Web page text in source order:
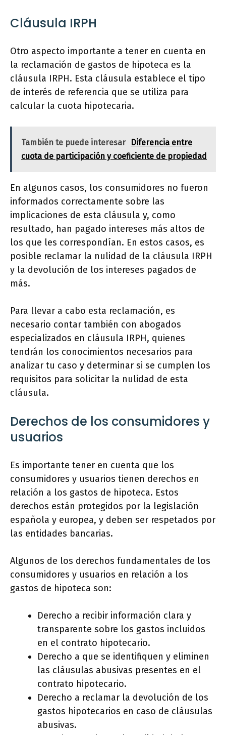
Cláusula IRPH
Otro aspecto importante a tener en cuenta en
la reclamación de gastos de hipoteca es la
cláusula IRPH. Esta cláusula establece el tipo
de interés de referencia que se utiliza para
calcular la cuota hipotecaria.
También te puede interesar
Diferencia entre
cuota de participación y coeficiente de propiedad
En algunos casos, los consumidores no fueron
informados correctamente sobre las
implicaciones de esta cláusula y, como
resultado, han pagado intereses más altos de
los que les correspondían. En estos casos, es
posible reclamar la nulidad de la cláusula IRPH
y la devolución de los intereses pagados de
más.
Para llevar a cabo esta reclamación, es
necesario contar también con abogados
especializados en cláusula IRPH, quienes
tendrán los conocimientos necesarios para
analizar tu caso y determinar si se cumplen los
requisitos para solicitar la nulidad de esta
cláusula.
Derechos de los consumidores y
usuarios
Es importante tener en cuenta que los
consumidores y usuarios tienen derechos en
relación a los gastos de hipoteca. Estos
derechos están protegidos por la legislación
española y europea, y deben ser respetados por
las entidades bancarias.
Algunos de los derechos fundamentales de los
consumidores y usuarios en relación a los
gastos de hipoteca son:
Derecho a recibir información clara y
transparente sobre los gastos incluidos
en el contrato hipotecario.
Derecho a que se identifiquen y eliminen
las cláusulas abusivas presentes en el
contrato hipotecario.
Derecho a reclamar la devolución de los
gastos hipotecarios en caso de cláusulas
abusivas.